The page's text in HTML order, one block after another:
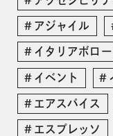
アジャイル
イタリアボロ
イベント
エアスパイス
エスプレッソ